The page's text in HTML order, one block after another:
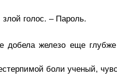
злой голос. – Пароль.
добела железо еще
боли ученый,